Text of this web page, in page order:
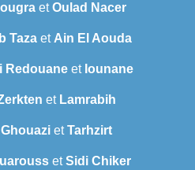
etOulad Nacer
Tazaet Ain El Aouda
Redouane et Iounane
et Lamrabih
Ghouazi etTarhzirt
etSidi Chiker